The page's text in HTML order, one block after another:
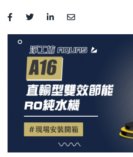
王 )